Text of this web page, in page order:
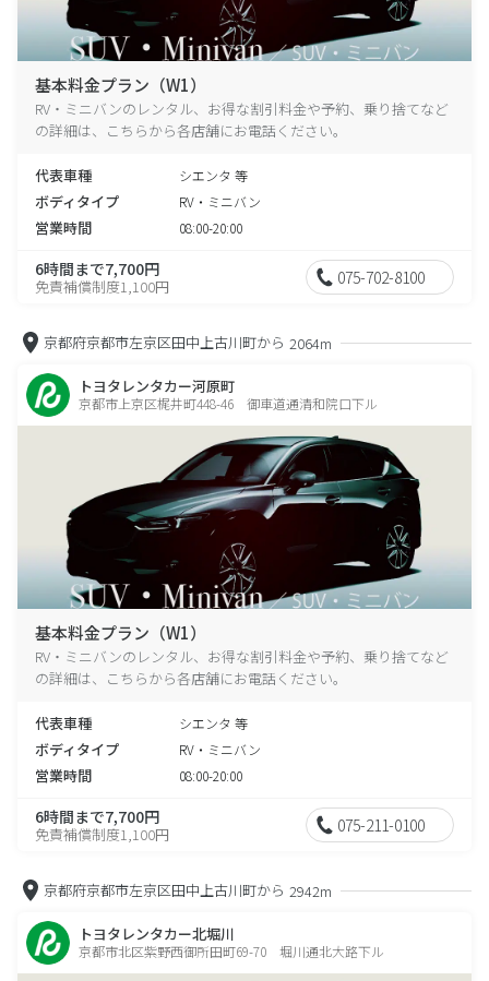
基本料金プラン（W1）
RV・ミニバンのレンタル、お得な割引料金や予約、乗り捨てなど
の詳細は、こちらから各店舗にお電話ください。
代表車種 シエンタ 等
ボディタイプ RV・ミニバン
営業時間 08:00-20:00
6時間まで7,700円
免責補償制度1,100円 075-702-8100
京都府京都市左京区田中上古川町から 2064m
トヨタレンタカー河原町
京都市上京区梶井町448-46 御車道通清和院口下ル
基本料金プラン（W1）
RV・ミニバンのレンタル、お得な割引料金や予約、乗り捨てなど
の詳細は、こちらから各店舗にお電話ください。
代表車種 シエンタ 等
ボディタイプ RV・ミニバン
営業時間 08:00-20:00
6時間まで7,700円
免責補償制度1,100円 075-211-0100
京都府京都市左京区田中上古川町から 2942m
トヨタレンタカー北堀川
京都市北区紫野西御所田町69-70 堀川通北大路下ル